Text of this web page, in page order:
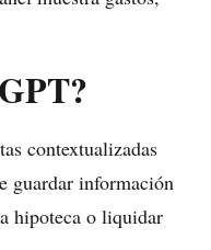
contextualizadas
guardar información
hipoteca o liquidar